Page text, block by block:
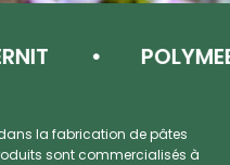
la fabrication de pâtes
sont commercialisés à